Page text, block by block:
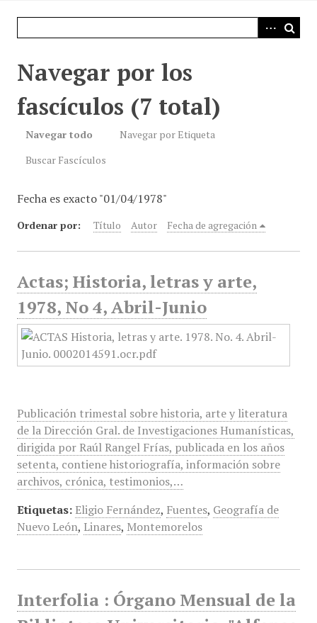
Navegar por los
fascículos (7 total)
Navegar todo
Navegar por Etiqueta
Buscar Fascículos
Fecha es exacto "01/04/1978"
Ordenar por: Título Autor Fecha de agregación
Actas; Historia, letras y arte,
1978, No 4, Abril-Junio
Publicación trimestal sobre historia, arte y literatura
de la Dirección Gral. de Investigaciones Humanísticas,
dirigida por Raúl Rangel Frías, publicada en los años
setenta, contiene historiografía, información sobre
archivos, crónica, testimonios,…
Etiquetas: Eligio Fernández, Fuentes, Geografía de
Nuevo León, Linares, Montemorelos
Interfolia : Órgano Mensual de la